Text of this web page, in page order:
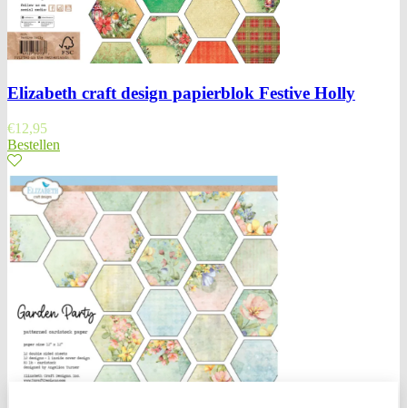
Elizabeth craft design papierblok Festive Holly
€12,95
Bestellen